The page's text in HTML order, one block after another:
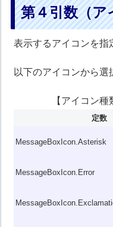
第４引数（ア
表示するアイコンを指
以下のアイコンから選
【アイコン
定数
MessageBoxIcon.Asterisk
MessageBoxIcon.Error